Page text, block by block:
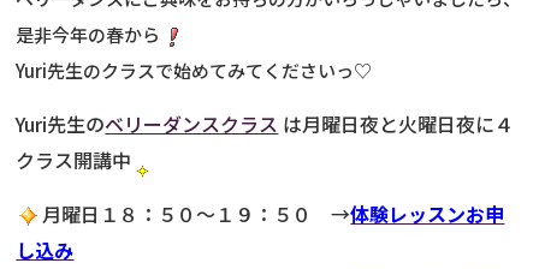
是非今年の春から
Yuri先生のクラスで始めてみてくださいっ♡
Yuri先生のベリーダンスクラス は月曜日夜と火曜日夜に４
クラス開講中
月曜日１８：５０～１９：５０ →体験レッスンお申
し込み